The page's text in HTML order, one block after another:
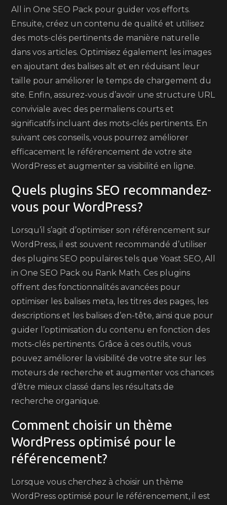
All in One SEO Pack pour guider vos efforts.
Ensuite, créez un contenu de qualité et utilisez
des mots-clés pertinents de manière naturelle
dans vos articles. Optimisez également les images
en ajoutant des balises alt et en réduisant leur
taille pour améliorer le temps de chargement du
site. Enfin, assurez-vous d’avoir une structure URL
conviviale avec des permaliens courts et
significatifs incluant des mots-clés pertinents. En
suivant ces conseils, vous pourrez améliorer
efficacement le référencement de votre site
WordPress et augmenter sa visibilité en ligne.
Quels plugins SEO recommandez-
vous pour WordPress?
Lorsqu’il s’agit d’optimiser son référencement sur
WordPress, il est souvent recommandé d’utiliser
des plugins SEO populaires tels que Yoast SEO, All
in One SEO Pack ou Rank Math. Ces plugins
offrent des fonctionnalités avancées pour
optimiser les balises meta, les titres des pages, les
descriptions et les balises d’en-tête, ainsi que pour
guider l’optimisation du contenu en fonction des
mots-clés pertinents. Grâce à ces outils, vous
pouvez améliorer la visibilité de votre site sur les
moteurs de recherche et augmenter vos chances
d’être mieux classé dans les résultats de
recherche organique.
Comment choisir un thème
WordPress optimisé pour le
référencement?
Lorsque vous cherchez à choisir un thème
WordPress optimisé pour le référencement, il est